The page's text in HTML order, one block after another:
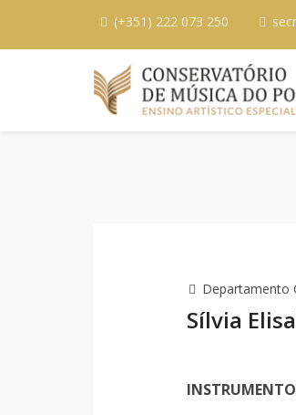
(+351) 222 073 250
Departamento
Sílvia